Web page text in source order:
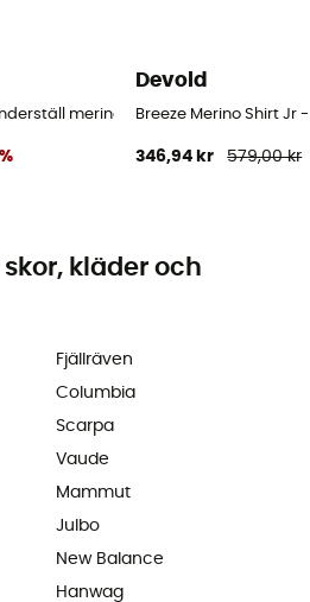
merinoull - Barn
Devold
Breeze Merino Shirt Jr
346,94 kr 579,00 kr
kläder och
Fjällräven
Columbia
Scarpa
Vaude
Mammut
Julbo
New Balance
Hanwag